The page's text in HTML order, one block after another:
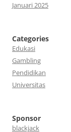
Januari 2025
Categories
Edukasi
Gambling
Pendidikan
Universitas
Sponsor
blackjack